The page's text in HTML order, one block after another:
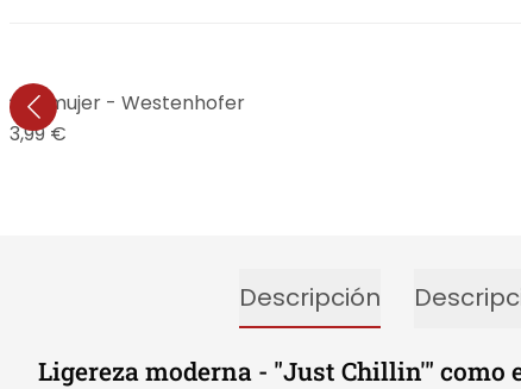
de mujer - Westenhofer
13,99 €
Descripción
Ligereza moderna - "Just Chillin'" como